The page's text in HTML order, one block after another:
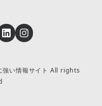
LinkedIn Instagram
い情報サイト All rights